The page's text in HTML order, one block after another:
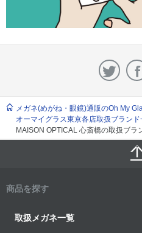
メガネ(めがね・眼鏡)通販のOh My
オーマイグラス東京各店取扱ブランド
MAISON OPTICAL 心斎橋の取扱ブラ
商品を探す
取扱メガネ一覧